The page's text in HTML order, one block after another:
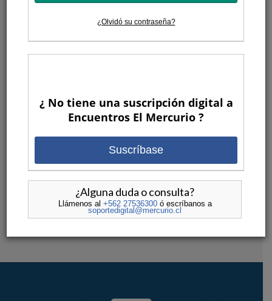
La historia del chileno que salva
niños en Uganda
¿Olvidó su contraseña?
¿ No tiene una suscripción digital a
Encuentros El Mercurio ?
Suscríbase
¿Alguna duda o consulta?
Llámenos al +562 27536300ó escríbanos a
soportedigital@mercurio.cl